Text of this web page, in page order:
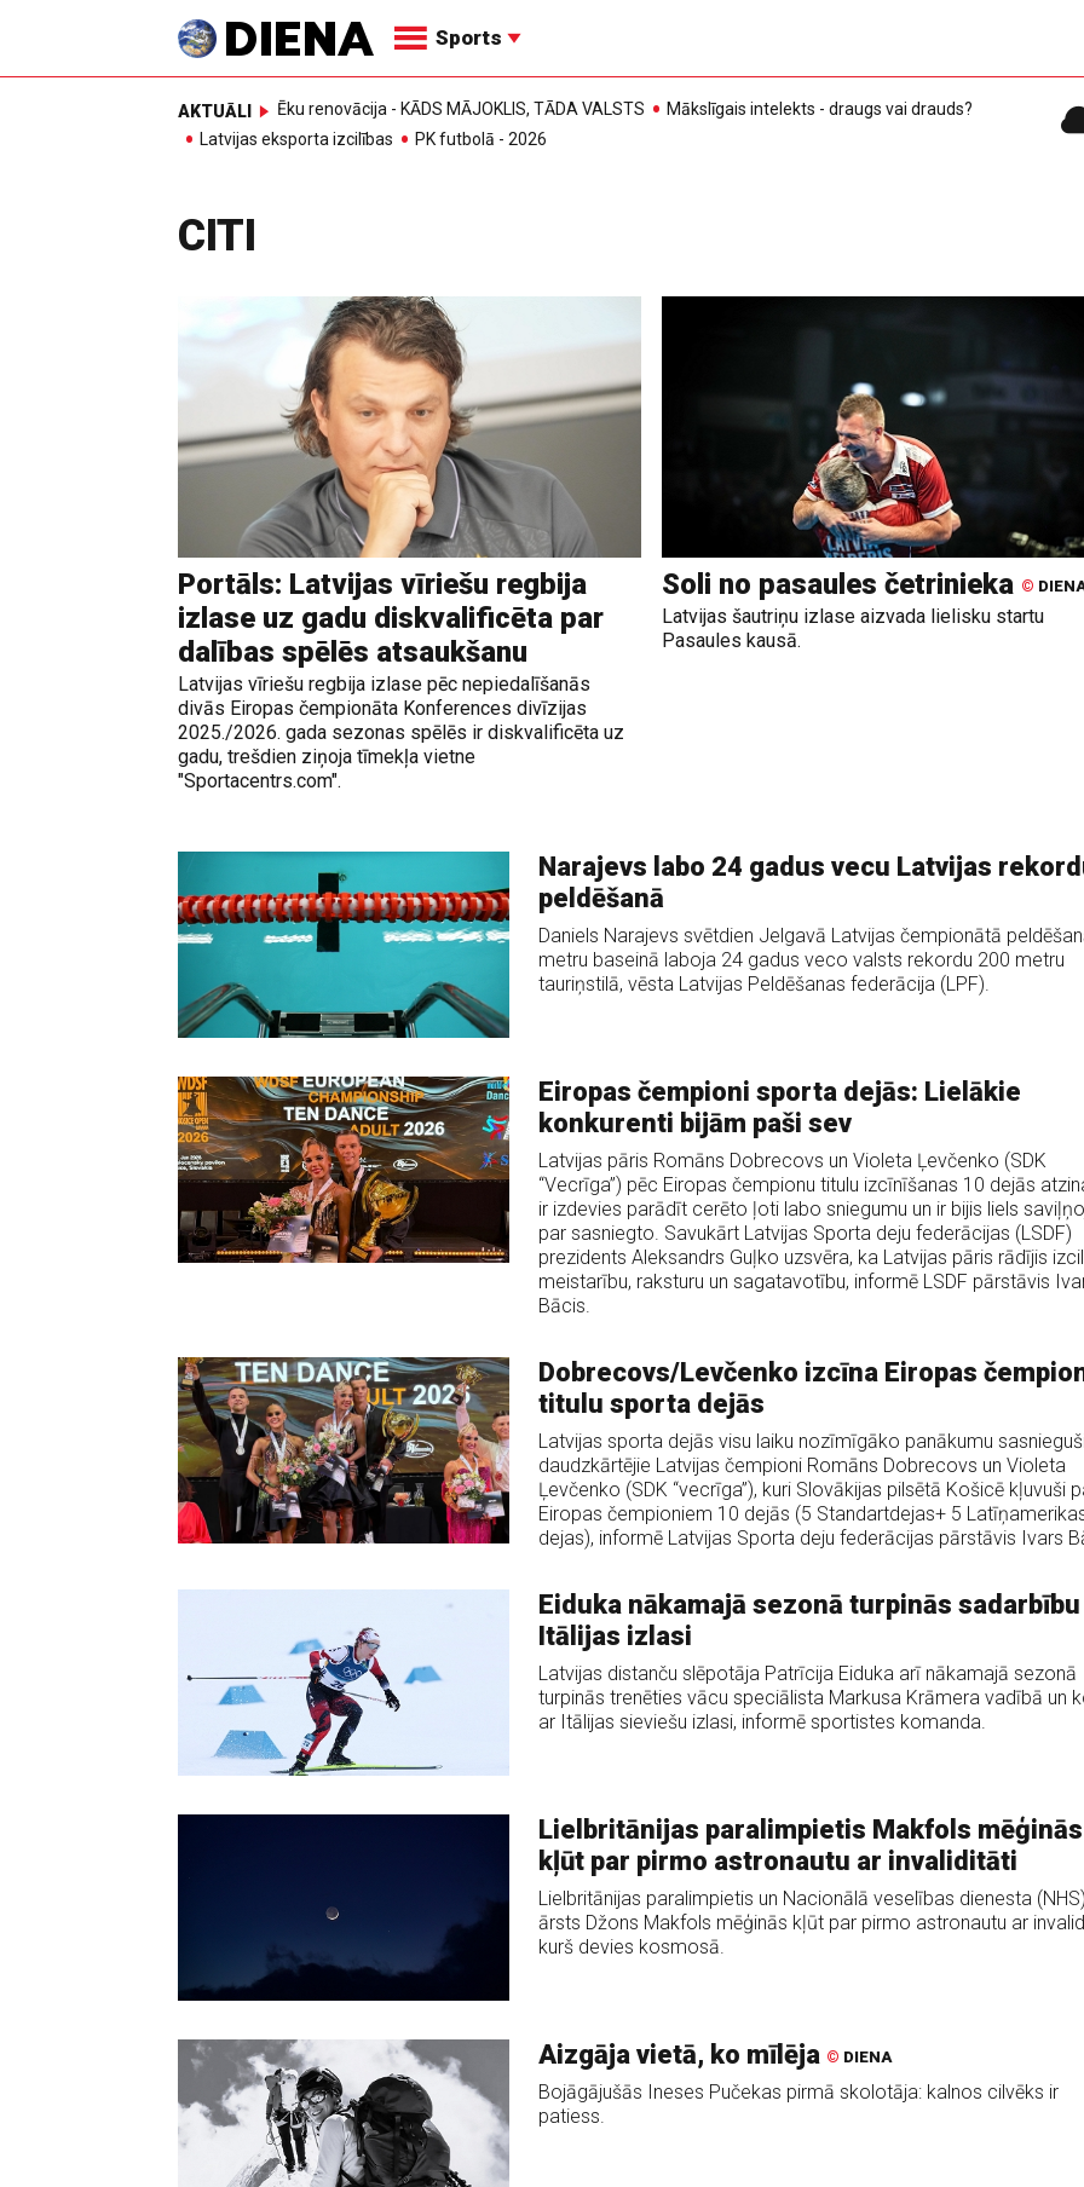
Sports
AKTUĀLI Ēku renovācija - KĀDS MĀJOKLIS, TĀDA VALSTS
Mākslīgais intelekts - draugs vai drauds?
Latvijas eksporta izcilības
PK futbolā - 2026
CITI
Portāls: Latvijas vīriešu regbija
izlase uz gadu diskvalificēta par
dalības spēlēs atsaukšanu
Latvijas vīriešu regbija izlase pēc nepiedalīšanās
divās Eiropas čempionāta Konferences divīzijas
2025./2026. gada sezonas spēlēs ir diskvalificēta uz
gadu, trešdien ziņoja tīmekļa vietne
"Sportacentrs.com".
Soli no pasaules četrinieka ©
Latvijas šautriņu izlase aizvada lielisku startu
Pasaules kausā.
Narajevs labo 24 gadus vecu Latvijas
peldēšanā
Daniels Narajevs svētdien Jelgavā Latvijas čempionātā
metru baseinā laboja 24 gadus veco valsts rekordu 200 metru
tauriņstilā, vēsta Latvijas Peldēšanas federācija (LPF).
Eiropas čempioni sporta dejās: Lielākie
konkurenti bijām paši sev
Latvijas pāris Romāns Dobrecovs un Violeta Ļevčenko (SDK
“Vecrīga”) pēc Eiropas čempionu titulu izcīnīšanas 10 dejās
ir izdevies parādīt cerēto ļoti labo sniegumu un ir bijis liels
par sasniegto. Savukārt Latvijas Sporta deju federācijas (LSDF)
prezidents Aleksandrs Guļko uzsvēra, ka Latvijas pāris rādījis
meistarību, raksturu un sagatavotību, informē LSDF pārstāvis
Bācis.
Dobrecovs/Levčenko izcīna Eiropas
titulu sporta dejās
Latvijas sporta dejās visu laiku nozīmīgāko panākumu
daudzkārtējie Latvijas čempioni Romāns Dobrecovs un Violeta
Ļevčenko (SDK “vecrīga”), kuri Slovākijas pilsētā Košicē kļuvuši
Eiropas čempioniem 10 dejās (5 Standartdejas+ 5
dejas), informē Latvijas Sporta deju federācijas pārstāvis Ivars
Eiduka nākamajā sezonā turpinās
Itālijas izlasi
Latvijas distanču slēpotāja Patrīcija Eiduka arī nākamajā sezonā
turpinās trenēties vācu speciālista Markusa Krāmera vadībā un
ar Itālijas sieviešu izlasi, informē sportistes komanda.
Lielbritānijas paralimpietis Makfols mēģinās
kļūt par pirmo astronautu ar invaliditāti
Lielbritānijas paralimpietis un Nacionālā veselības dienesta (NHS)
ārsts Džons Makfols mēģinās kļūt par pirmo astronautu ar
kurš devies kosmosā.
Aizgāja vietā, ko mīlēja © DIENA
Bojāgājušās Ineses Pučekas pirmā skolotāja: kalnos cilvēks ir
patiess.